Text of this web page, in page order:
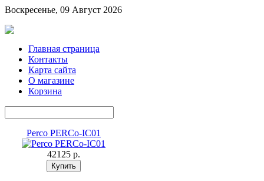
Воскресенье, 09 Август 2026
Главная страница
Контакты
Карта сайта
О магазине
Корзина
Perco PERCo-IC01
42125 p.